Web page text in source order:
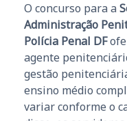
O concurso para a
Administração
Polícia Penal DF
agente
gestão
ensino médio
variar conforme o